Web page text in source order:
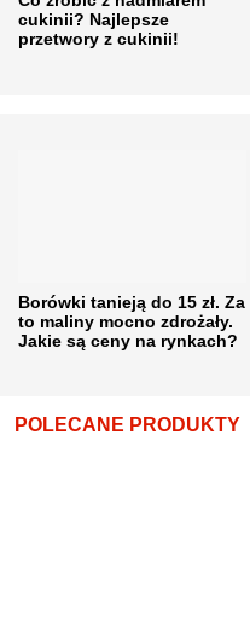
cukinii? Najlepsze
przetwory z cukinii!
Borówki tanieją do 15 zł. Za
to maliny mocno zdrożały.
Jakie są ceny na rynkach?
POLECANE PRODUKTY